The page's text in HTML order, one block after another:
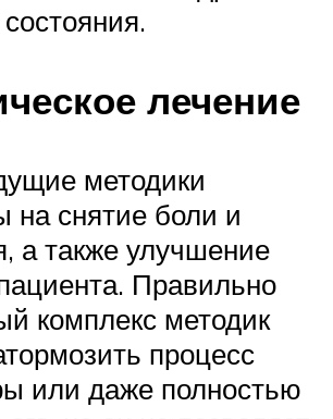
лечение
методики
на снятие боли и
а также улучшение
Правильно
комплекс методик
процесс
или даже полностью